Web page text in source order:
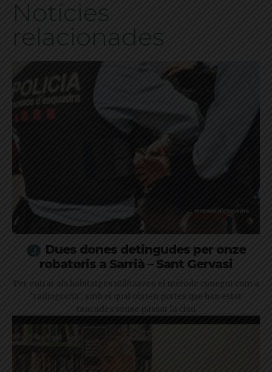
Notícies
relacionades
Dues dones detingudes per onze
robatoris a Sarrià – Sant Gervasi
Per entrar als habitatges utilitzaven el mètode conegut com a
"radiografia", amb el qual obrien portes que han estat
tancades sense passar la clau